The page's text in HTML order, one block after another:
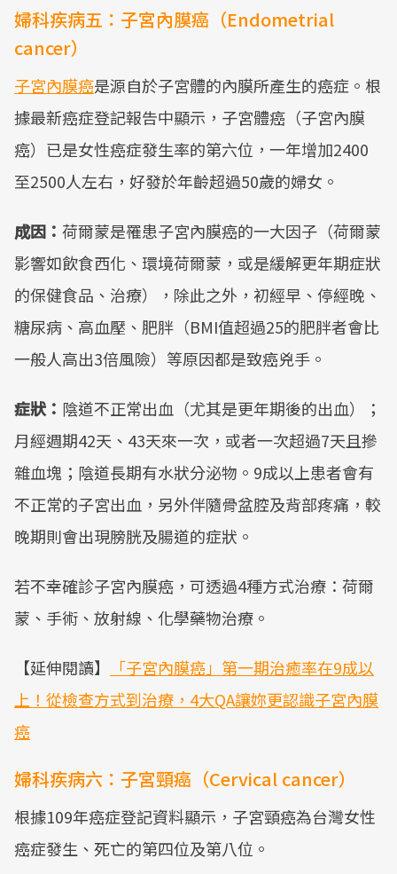
婦科疾病五：子宮內膜癌（Endometrial
cancer）
子宮內膜癌是源自於子宮體的內膜所產生的癌症。根
據最新癌症登記報告中顯示，子宮體癌（子宮內膜
癌）已是女性癌症發生率的第六位，一年增加2400
至2500人左右，好發於年齡超過50歲的婦女。
成因： 荷爾蒙是罹患子宮內膜癌的一大因子（荷爾蒙
影響如飲食西化、環境荷爾蒙，或是緩解更年期症狀
的保健食品、治療），除此之外，初經早、停經晚、
糖尿病、高血壓、肥胖（BMI值超過25的肥胖者會比
一般人高出3倍風險）等原因都是致癌兇手。
症狀： 陰道不正常出血（尤其是更年期後的出血）；
月經週期42天、43天來一次，或者一次超過7天且摻
雜血塊；陰道長期有水狀分泌物。9成以上患者會有
不正常的子宮出血，另外伴隨骨盆腔及背部疼痛，較
晚期則會出現膀胱及腸道的症狀。
若不幸確診子宮內膜癌，可透過4種方式治療：荷爾
蒙、手術、放射線、化學藥物治療。
【延伸閱讀】
「子宮內膜癌」第一期治癒率在9成以
上！從檢查方式到治療，4大QA讓妳更認識子宮內膜
癌
婦科疾病六：子宮頸癌（Cervical cancer）
根據109年癌症登記資料顯示，子宮頸癌為台灣女性
癌症發生、死亡的第四位及第八位。